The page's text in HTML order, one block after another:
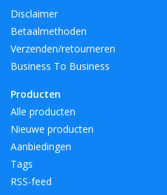
Disclaimer
Betaalmethoden
Verzenden/retourneren
Business To Business
Producten
Alle producten
Nieuwe producten
Aanbiedingen
Tags
RSS-feed